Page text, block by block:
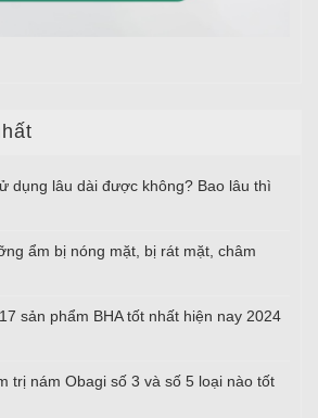
dụng lâu dài được không? Bao lâu thì
ẩm bị nóng mặt, bị rát mặt, châm
17 sản phẩm BHA tốt nhất hiện nay 2024
trị nám Obagi số 3 và số 5 loại nào tốt